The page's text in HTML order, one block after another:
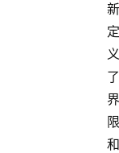
新
定
义
了
界
限
和